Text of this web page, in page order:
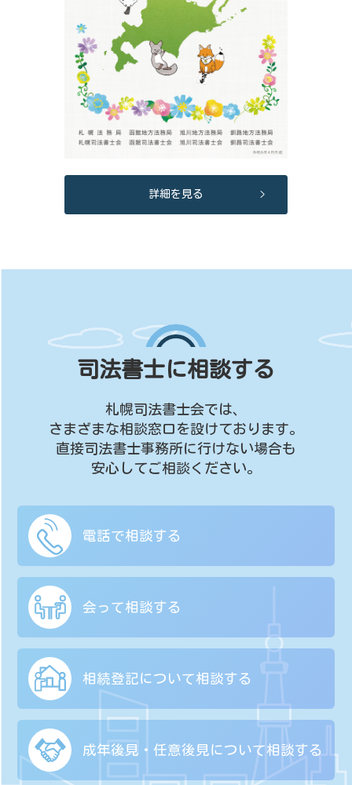
詳細を見る
司法書士に相談する
札幌司法書士会では、
さまざまな相談窓口を設けております。
直接司法書士事務所に行けない場合も
安心してご相談ください。
電話で相談する
会って相談する
相続登記について相談する
成年後見・任意後見について相談する